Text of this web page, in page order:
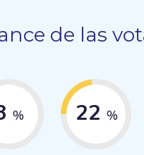
de las
% 22 %